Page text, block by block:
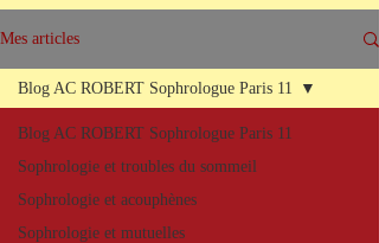
Mes articles
Blog AC ROBERT Sophrologue Paris 11
Sophrologie et troubles du sommeil
Sophrologie et acouphènes
Sophrologie et mutuelles
Blog AC ROBERT Sophrologue Paris 11